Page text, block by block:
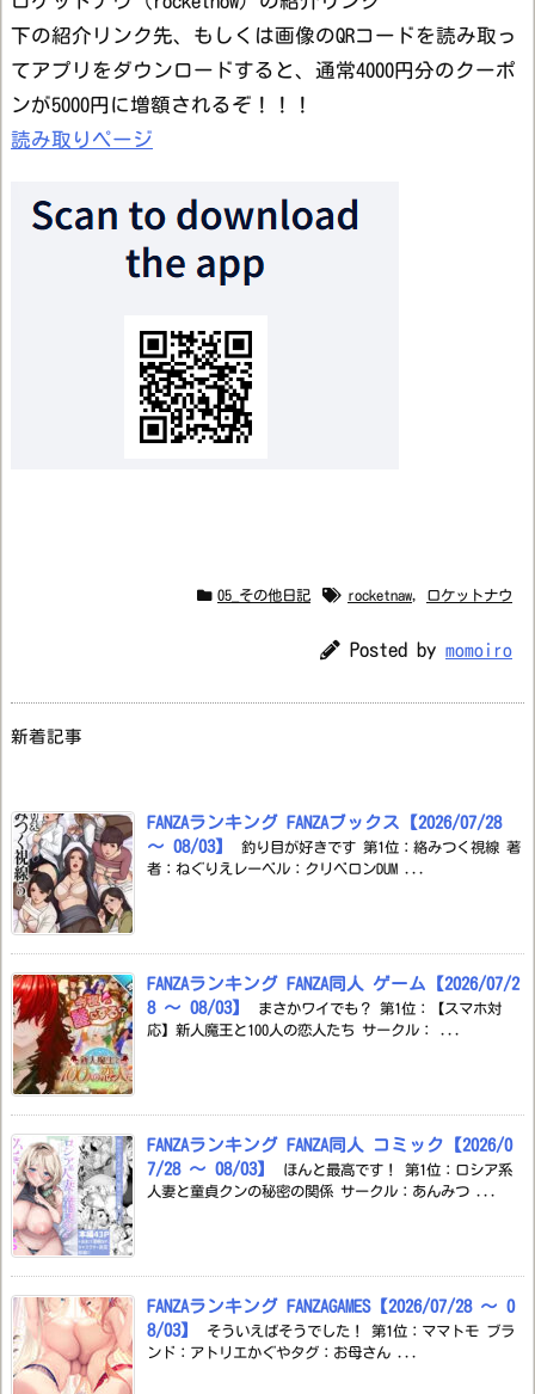
下の紹介リンク先、もしくは画像のQRコードを読み取っ
てアプリをダウンロードすると、通常4000円分のクーポ
ンが5000円に増額されるぞ！！！
読み取りページ
05_その他日記 rocketnaw, ロケットナウ
Posted by momoiro
新着記事
FANZAランキング FANZAブックス【2026/07/28
～ 08/03】
釣り目が好きです 第1位：絡みつく視線 著
者：ねぐりえレーベル：クリベロンDUM ...
FANZAランキング FANZA同人 ゲーム【2026/07/2
8 ～ 08/03】
まさかワイでも？ 第1位：【スマホ対
応】新人魔王と100人の恋人たち サークル： ...
FANZAランキング FANZA同人 コミック【2026/0
7/28 ～ 08/03】
ほんと最高です！ 第1位：ロシア系
人妻と童貞クンの秘密の関係 サークル：あんみつ ...
FANZAランキング FANZAGAMES【2026/07/28 ～ 0
8/03】
そういえばそうでした！ 第1位：ママトモ ブラ
ンド：アトリエかぐやタグ：お母さん ...